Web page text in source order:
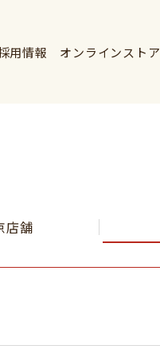
用情報 オンラインストア
店舗